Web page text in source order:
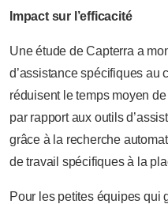
Impact sur l’efficacité
Une étude de Capterra a
d’assistance spécifiques au
réduisent le temps moyen
par rapport aux outils
grâce à la recherche
de travail spécifiques à la
Pour les petites équipes qui